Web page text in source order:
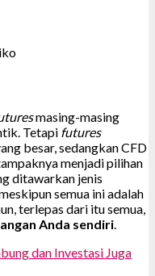
masing-masing
Tetapi futures
besar, sedangkan CFD
menjadi pilihan
ditawarkan jenis
semua ini adalah
terlepas dari itu semua,
Anda sendiri.
dan Investasi Juga